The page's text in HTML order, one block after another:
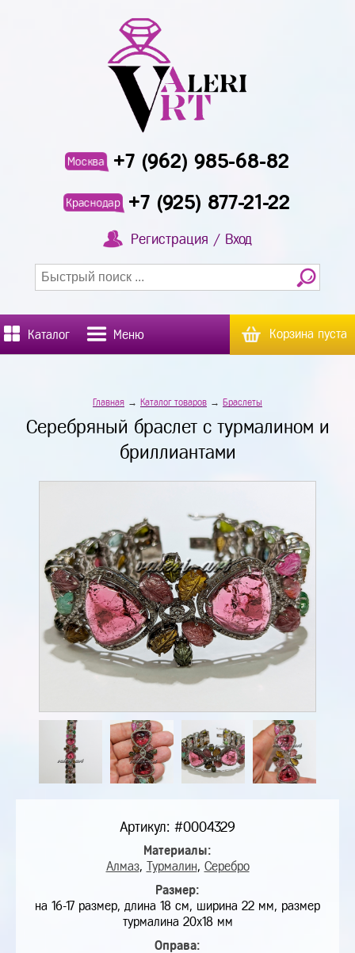
Москва +7 (962) 985-68-82
Краснодар +7 (925) 877-21-22
Регистрация / Вход
Каталог Меню Корзина пуста
Главная → Каталог товаров → Браслеты
Серебряный браслет с турмалином и
бриллиантами
Артикул: #0004329
Материалы:
Алмаз, Турмалин, Серебро
Размер:
на 16-17 размер, длина 18 см, ширина 22 мм, размер
турмалина 20х18 мм
Оправа: